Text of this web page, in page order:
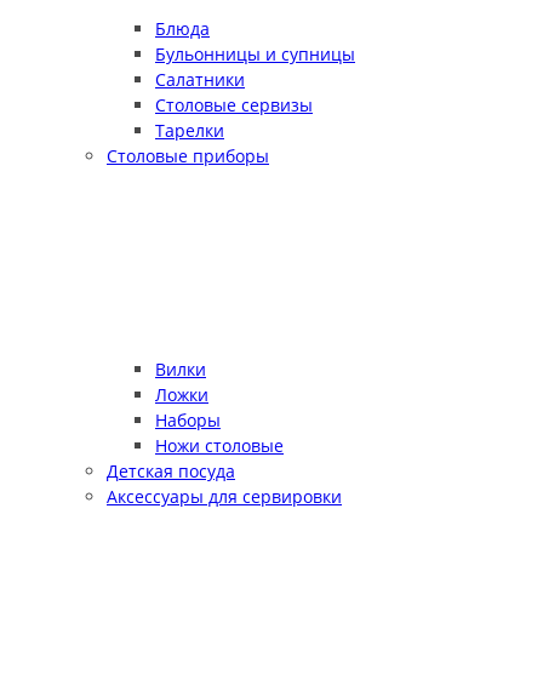
Блюда
Бульонницы и супницы
Салатники
Столовые сервизы
Тарелки
Столовые приборы
Вилки
Ложки
Наборы
Ножи столовые
Детская посуда
Аксессуары для сервировки